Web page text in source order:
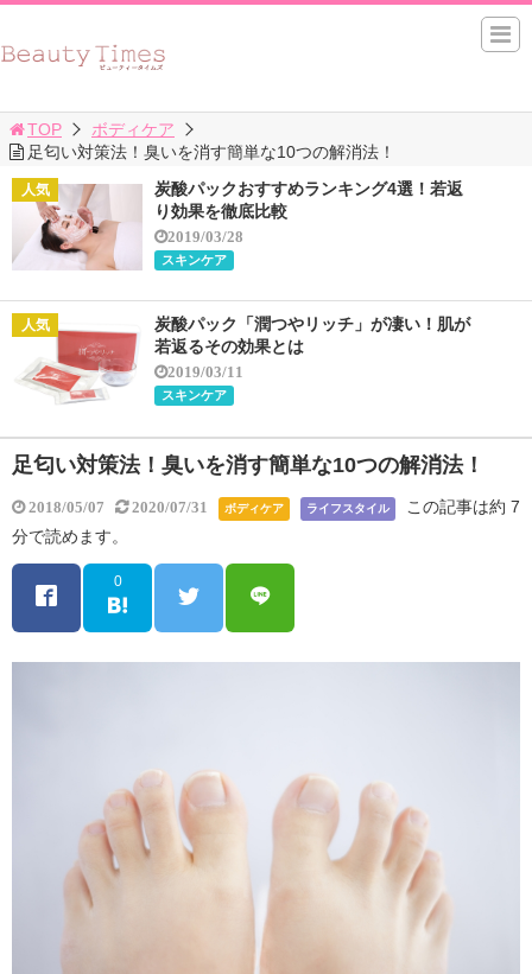
TOP
ボディケア
足匂い対策法！臭いを消す簡単な10つの解消法！
炭酸パックおすすめランキング4選！若返
り効果を徹底比較
2019/03/28
スキンケア
炭酸パック「潤つやリッチ」が凄い！肌が
若返るその効果とは
2019/03/11
スキンケア
足匂い対策法！臭いを消す簡単な10つの解消法！
2018/05/07 2020/07/31 ボディケア ライフスタイル
この記事は約 7
分で読めます。
0